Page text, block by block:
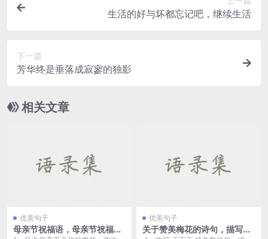
生活的好与坏都忘记吧，继续生活
下一篇
芳华终是垂落成寂寥的独影
相关文章
优美句子
母亲节祝福语，母亲节祝福短
优美句子
关于赞美梅花的诗句，描写梅